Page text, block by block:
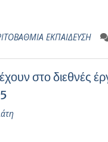
ΕΚΠΑΙΔΕΥΣΗ
στο διεθνές